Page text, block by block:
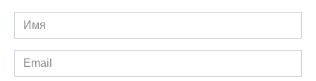
Имя
*
Email
*